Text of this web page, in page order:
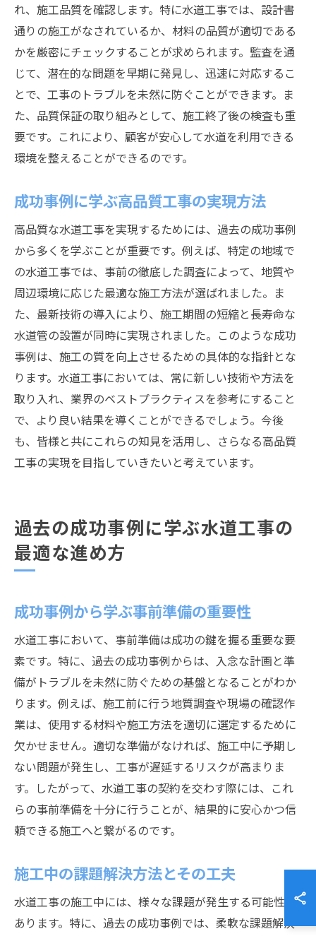
れ、施工品質を確認します。特に水道工事では、設計書
通りの施工がなされているか、材料の品質が適切である
かを厳密にチェックすることが求められます。監査を通
じて、潜在的な問題を早期に発見し、迅速に対応するこ
とで、工事のトラブルを未然に防ぐことができます。ま
た、品質保証の取り組みとして、施工終了後の検査も重
要です。これにより、顧客が安心して水道を利用できる
環境を整えることができるのです。
成功事例に学ぶ高品質工事の実現方法
高品質な水道工事を実現するためには、過去の成功事例
から多くを学ぶことが重要です。例えば、特定の地域で
の水道工事では、事前の徹底した調査によって、地質や
周辺環境に応じた最適な施工方法が選ばれました。ま
た、最新技術の導入により、施工期間の短縮と長寿命な
水道管の設置が同時に実現されました。このような成功
事例は、施工の質を向上させるための具体的な指針とな
ります。水道工事においては、常に新しい技術や方法を
取り入れ、業界のベストプラクティスを参考にすること
で、より良い結果を導くことができるでしょう。今後
も、皆様と共にこれらの知見を活用し、さらなる高品質
工事の実現を目指していきたいと考えています。
過去の成功事例に学ぶ水道工事の
最適な進め方
成功事例から学ぶ事前準備の重要性
水道工事において、事前準備は成功の鍵を握る重要な要
素です。特に、過去の成功事例からは、入念な計画と準
備がトラブルを未然に防ぐための基盤となることがわか
ります。例えば、施工前に行う地質調査や現場の確認作
業は、使用する材料や施工方法を適切に選定するために
欠かせません。適切な準備がなければ、施工中に予期し
ない問題が発生し、工事が遅延するリスクが高まりま
す。したがって、水道工事の契約を交わす際には、これ
らの事前準備を十分に行うことが、結果的に安心かつ信
頼できる施工へと繋がるのです。
施工中の課題解決方法とその工夫
水道工事の施工中には、様々な課題が発生する可能性が
あります。特に、過去の成功事例では、柔軟な課題解決